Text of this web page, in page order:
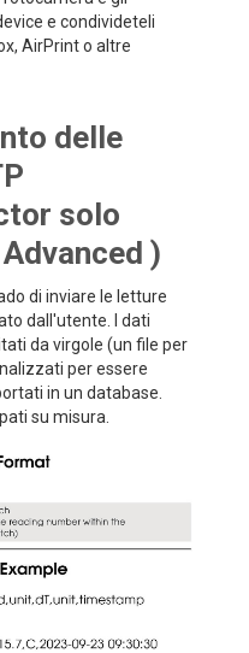
e condivideteli
AirPrint o altre
delle
solo
)
di inviare le letture
dall'utente. I dati
da virgole (un file per
per essere
in un database.
su misura.